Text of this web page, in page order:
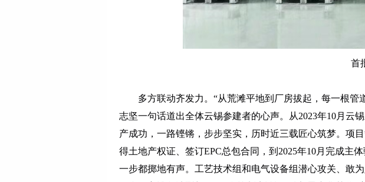
首
多方联动齐发力。“从荒滩平地到厂房拔起，每一根
志坚一句话道出全体云锡参建者的心声。从2023年10月云
产成功，一路铿锵，步步坚实，历时近三载匠心筑梦。项
得土地产权证、签订EPC总包合同，到2025年10月完成
一步都掷地有声。工艺技术组和电气设备组潜心攻关、敢